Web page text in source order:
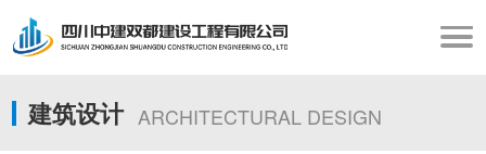
建筑设计 ARCHITECTURAL DESIGN